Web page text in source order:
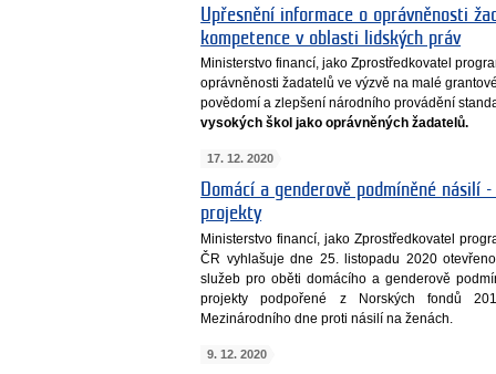
Upřesnění informace o oprávněnosti
kompetence v oblasti lidských práv
Ministerstvo financí, jako Zprostředkovatel
oprávněnosti žadatelů ve výzvě na malé
povědomí a zlepšení národního provádění
vysokých škol jako oprávněných žadatelů.
17. 12. 2020
Domácí a genderově podmíněné
projekty
Ministerstvo financí, jako Zprostředkovatel
ČR vyhlašuje dne 25. listopadu 2020
služeb pro oběti domácího a genderově
projekty podpořené z Norských fondů
Mezinárodního dne proti násilí na ženách.
9. 12. 2020